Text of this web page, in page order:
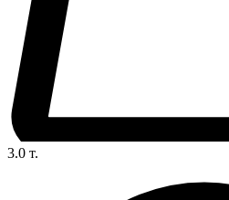
3.0 т.